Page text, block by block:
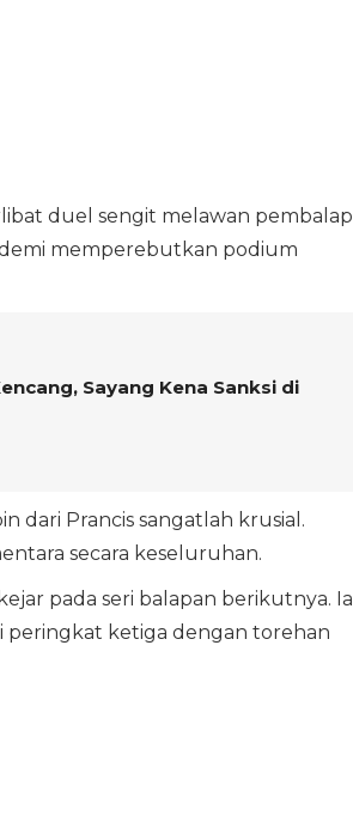
duel sengit melawan pembalap
memperebutkan podium
Sayang Kena Sanksi di
dari Prancis sangatlah krusial.
secara keseluruhan.
pada seri balapan berikutnya. Ia
peringkat ketiga dengan torehan